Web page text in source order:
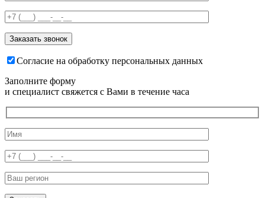
Согласие на обработку персональных данных
Заполните форму
и специалист свяжется с Вами в течение часа